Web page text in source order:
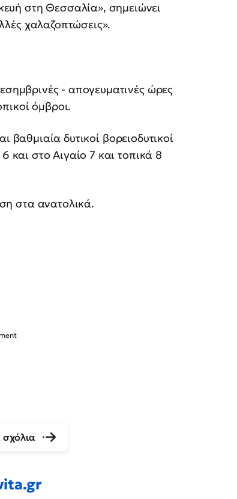
στη Θεσσαλία», σημειώνει
χαλαζοπτώσεις».
- απογευματινές ώρες
όμβροι.
βαθμιαία δυτικοί βορειοδυτικοί
και στο Αιγαίο 7 και τοπικά 8
στα ανατολικά.
σχόλια